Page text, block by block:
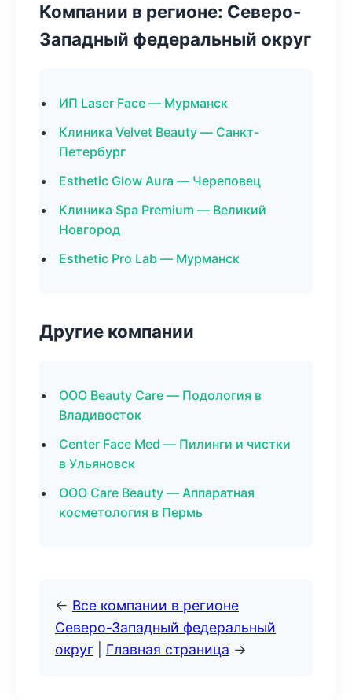
Компании в регионе: Северо-
Западный федеральный округ
ИП Laser Face — Мурманск
Клиника Velvet Beauty — Санкт-
Петербург
Esthetic Glow Aura — Череповец
Клиника Spa Premium — Великий
Новгород
Esthetic Pro Lab — Мурманск
Другие компании
ООО Beauty Care — Подология в
Владивосток
Center Face Med — Пилинги и чистки
в Ульяновск
ООО Care Beauty — Аппаратная
косметология в Пермь
← Все компании в регионе
Северо-Западный федеральный
округ
Главная страница →